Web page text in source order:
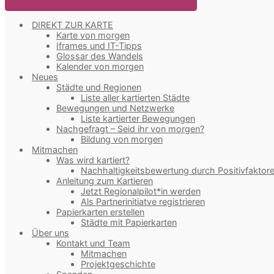
DIREKT ZUR KARTE
Karte von morgen
Iframes und IT-Tipps
Glossar des Wandels
Kalender von morgen
Neues
Städte und Regionen
Liste aller kartierten Städte
Bewegungen und Netzwerke
Liste kartierter Bewegungen
Nachgefragt – Seid ihr von morgen?
Bildung von morgen
Mitmachen
Was wird kartiert?
Nachhaltigkeitsbewertung durch
Anleitung zum Kartieren
Jetzt Regionalpilot*in werden
Als Partnerinitiatve registrieren
Papierkarten erstellen
Städte mit Papierkarten
Über uns
Kontakt und Team
Mitmachen
Projektgeschichte